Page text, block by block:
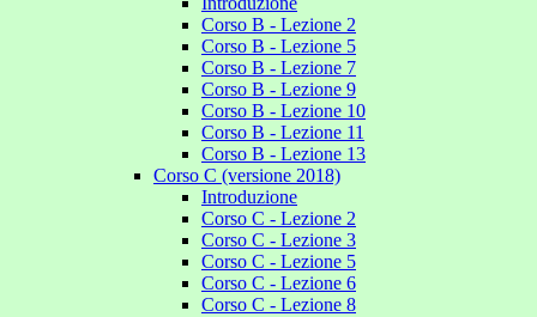
Corso B - Lezione 2
Corso B - Lezione 5
Corso B - Lezione 7
Corso B - Lezione 9
Corso B - Lezione 10
Corso B - Lezione 11
Corso B - Lezione 13
Corso C (versione 2018)
Introduzione
Corso C - Lezione 2
Corso C - Lezione 3
Corso C - Lezione 5
Corso C - Lezione 6
Corso C - Lezione 8